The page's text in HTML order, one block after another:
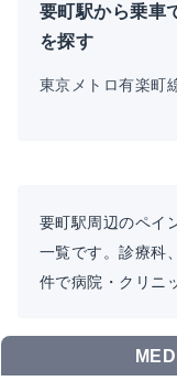
要町駅から乗車
を探す
東京メトロ有楽町
要町駅周辺のペイ
一覧です。診療科
件で病院・クリニ